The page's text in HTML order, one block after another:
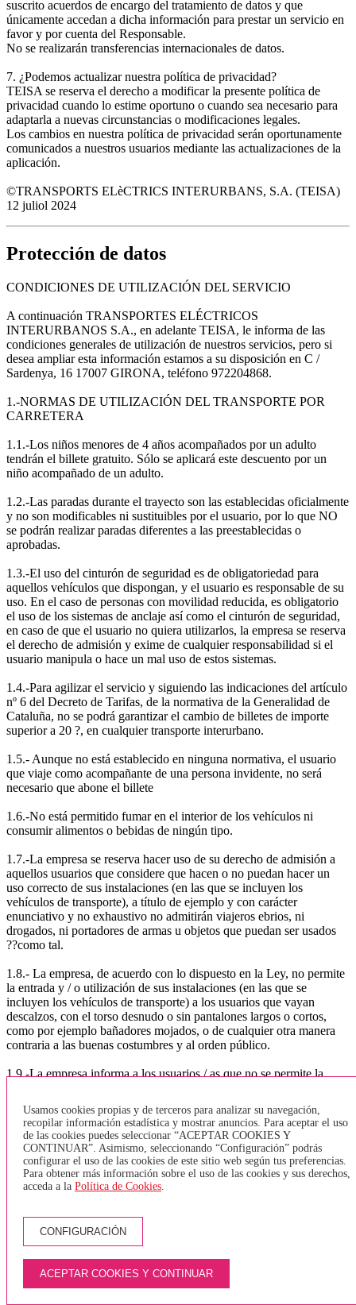
suscrito acuerdos de encargo del tratamiento de datos y que
únicamente accedan a dicha información para prestar un servicio en
favor y por cuenta del Responsable.
No se realizarán transferencias internacionales de datos.
7. ¿Podemos actualizar nuestra política de privacidad?
TEISA se reserva el derecho a modificar la presente política de
privacidad cuando lo estime oportuno o cuando sea necesario para
adaptarla a nuevas circunstancias o modificaciones legales.
Los cambios en nuestra política de privacidad serán oportunamente
comunicados a nuestros usuarios mediante las actualizaciones de la
aplicación.
©TRANSPORTS ELèCTRICS INTERURBANS, S.A. (TEISA)
12 juliol 2024
Protección de datos
CONDICIONES DE UTILIZACIÓN DEL SERVICIO
A continuación TRANSPORTES ELÉCTRICOS
INTERURBANOS S.A., en adelante TEISA, le informa de las
condiciones generales de utilización de nuestros servicios, pero si
desea ampliar esta información estamos a su disposición en C /
Sardenya, 16 17007 GIRONA, teléfono 972204868.
1.-NORMAS DE UTILIZACIÓN DEL TRANSPORTE POR
CARRETERA
1.1.-Los niños menores de 4 años acompañados por un adulto
tendrán el billete gratuito. Sólo se aplicará este descuento por un
niño acompañado de un adulto.
1.2.-Las paradas durante el trayecto son las establecidas oficialmente
y no son modificables ni sustituibles por el usuario, por lo que NO
se podrán realizar paradas diferentes a las preestablecidas o
aprobadas.
1.3.-El uso del cinturón de seguridad es de obligatoriedad para
aquellos vehículos que dispongan, y el usuario es responsable de su
uso. En el caso de personas con movilidad reducida, es obligatorio
el uso de los sistemas de anclaje así como el cinturón de seguridad,
en caso de que el usuario no quiera utilizarlos, la empresa se reserva
el derecho de admisión y exime de cualquier responsabilidad si el
usuario manipula o hace un mal uso de estos sistemas.
1.4.-Para agilizar el servicio y siguiendo las indicaciones del artículo
nº 6 del Decreto de Tarifas, de la normativa de la Generalidad de
Cataluña, no se podrá garantizar el cambio de billetes de importe
superior a 20 ?, en cualquier transporte interurbano.
1.5.- Aunque no está establecido en ninguna normativa, el usuario
que viaje como acompañante de una persona invidente, no será
necesario que abone el billete
1.6.-No está permitido fumar en el interior de los vehículos ni
consumir alimentos o bebidas de ningún tipo.
1.7.-La empresa se reserva hacer uso de su derecho de admisión a
aquellos usuarios que considere que hacen o no puedan hacer un
uso correcto de sus instalaciones (en las que se incluyen los
vehículos de transporte), a título de ejemplo y con carácter
enunciativo y no exhaustivo no admitirán viajeros ebrios, ni
drogados, ni portadores de armas u objetos que puedan ser usados
??como tal.
1.8.- La empresa, de acuerdo con lo dispuesto en la Ley, no permite
la entrada y / o utilización de sus instalaciones (en las que se
incluyen los vehículos de transporte) a los usuarios que vayan
descalzos, con el torso desnudo o sin pantalones largos o cortos,
como por ejemplo bañadores mojados, o de cualquier otra manera
contraria a las buenas costumbres y al orden público.
1.9.-La empresa informa a los usuarios / as que no se permite la
cantidad o malos olores puedan afectar al resto de usuarios del
servicio. Tampoco se permite la entrada de equipaje y / o paquetes
con materias peligrosas u objetos peligrosos.
1.10.-La empresa no permite la entrada de animales dentro de los
vehículos, a excepción de los perros guía para invidentes. Sólo se
mediante el uso de transportines homologados.
1.11.-. bicicletas:
De acuerdo con la Orden TES / 376/2014, que hace referencia a la
normativa sobre el transporte de bicicletas. y según lo regular el
artículo 8, la normativa a seguir por la empresa TEISA será:
Usamos cookies propias y de terceros para analizar su navegación,
recopilar información estadística y mostrar anuncios. Para aceptar el uso
de las cookies puedes seleccionar “ACEPTAR COOKIES Y
CONTINUAR”. Asimismo, seleccionando “Configuración” podrás
configurar el uso de las cookies de este sitio web según tus preferencias.
Para obtener más información sobre el uso de las cookies y sus derechos,
acceda a la Política de Cookies.
CONFIGURACIÓN
ACEPTAR COOKIES Y CONTINUAR